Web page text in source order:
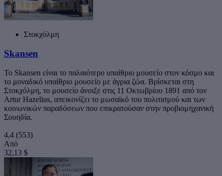
Στοκχόλμη
Skansen
Το Skansen είναι το παλαιότερο υπαίθριο μουσείο στον κόσμο και
το μοναδικό υπαίθριο μουσείο με άγρια ζώα. Βρίσκεται στη
Στοκχόλμη, το μουσείο άνοιξε στις 11 Οκτωβρίου 1891 από τον
Artur Hazelius, απεικονίζει το μωσαϊκό του πολιτισμού και των
κοινωνικών παραδόσεων που επικρατούσαν στην προβιομηχανική
Σουηδία.
4,4 (553)
Από
32,13 $